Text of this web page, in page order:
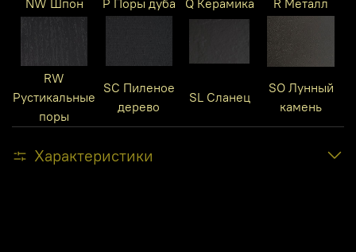
RW
Рустикальные
поры
SC Пиленое
дерево
SL Сланец
SO Лунный
камень
Характеристики